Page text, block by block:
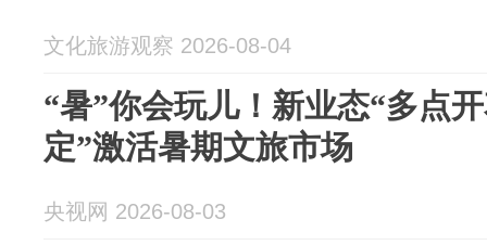
文化旅游观察 2026-08-04
“暑”你会玩儿！新业态“多点
定”激活暑期文旅市场
央视网 2026-08-03